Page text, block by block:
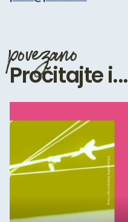
povezano
Pročitajte i...